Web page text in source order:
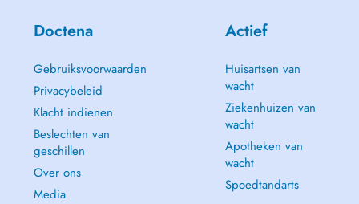
Doctena
Gebruiksvoorwaarden
Privacybeleid
Klacht indienen
Beslechten van
geschillen
Over ons
Media
Actief
Huisartsen van
wacht
Ziekenhuizen van
wacht
Apotheken van
wacht
Spoedtandarts